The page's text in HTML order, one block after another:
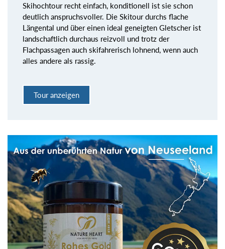
Skihochtour recht einfach, konditionell ist sie schon
deutlich anspruchsvoller. Die Skitour durchs flache
Längental und über einen ideal geneigten Gletscher ist
landschaftlich durchaus reizvoll und trotz der
Flachpassagen auch skifahrerisch lohnend, wenn auch
alles andere als rassig.
Tour anzeigen